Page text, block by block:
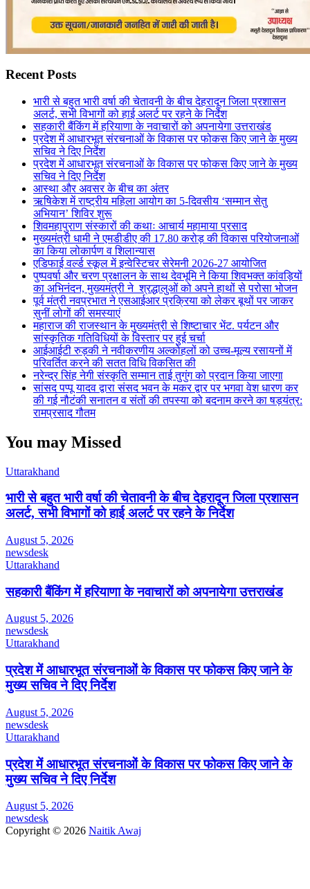
Recent Posts
भारी से बहुत भारी वर्षा की चेतावनी के बीच देहरादून जिला प्रशासन
अलर्ट, सभी विभागों को हाई अलर्ट पर रहने के निर्देश
सहकारी बैंकिंग में हरियाणा के नवाचारों को अपनायेगा उत्तराखंड
प्रदेश में आधारभूत संरचनाओं के विकास पर फोकस किए जाने के मुख्य
सचिव ने दिए निर्देश
प्रदेश में आधारभूत संरचनाओं के विकास पर फोकस किए जाने के मुख्य
सचिव ने दिए निर्देश
आस्था और अवसर के बीच का अंतर
ऋषिकेश में राष्ट्रीय महिला आयोग का 5-दिवसीय ‘सम्मान सेतु
अभियान’ शिविर शुरू
शिवमहापुराण संस्कारों की कथाः आचार्य महामाया प्रसाद
मुख्यमंत्री धामी ने एमडीडीए की 17.80 करोड़ की विकास परियोजनाओं
का किया लोकार्पण व शिलान्यास
एडिफाई वर्ल्ड स्कूल में इन्वेस्टिचर सेरेमनी 2026-27 आयोजित
पुष्पवर्षा और चरण प्रक्षालन के साथ देवभूमि ने किया शिवभक्त कांवड़ियों
का अभिनंदन, मुख्यमंत्री ने श्रद्धालुओं को अपने हाथों से परोसा भोजन
पूर्व मंत्री नवप्रभात ने एसआईआर प्रक्रिया को लेकर बूथों पर जाकर
सुनीं लोगों की समस्याएं
महाराज की राजस्थान के मुख्यमंत्री से शिष्टाचार भेंट. पर्यटन और
सांस्कृतिक गतिविधियों के विस्तार पर हुई चर्चा
आईआईटी रुड़की ने नवीकरणीय अल्कोहलों को उच्च-मूल्य रसायनों में
परिवर्तित करने की सतत विधि विकसित की
नरेन्द्र सिंह नेगी संस्कृति सम्मान ताई तुगुंग को प्रदान किया जाएगा
सांसद पप्पू यादव द्वारा संसद भवन के मकर द्वार पर भगवा वेश धारण कर
की गई नौटंकी सनातन व संतों की तपस्या को बदनाम करने का षड़यंत्र:
रामप्रसाद गौतम
You may Missed
Uttarakhand
भारी से बहुत भारी वर्षा की चेतावनी के बीच देहरादून जिला प्रशासन
अलर्ट, सभी विभागों को हाई अलर्ट पर रहने के निर्देश
August 5, 2026
newsdesk
Uttarakhand
सहकारी बैंकिंग में हरियाणा के नवाचारों को अपनायेगा उत्तराखंड
August 5, 2026
newsdesk
Uttarakhand
प्रदेश में आधारभूत संरचनाओं के विकास पर फोकस किए जाने के
मुख्य सचिव ने दिए निर्देश
August 5, 2026
newsdesk
Uttarakhand
प्रदेश में आधारभूत संरचनाओं के विकास पर फोकस किए जाने के
मुख्य सचिव ने दिए निर्देश
August 5, 2026
newsdesk
Copyright © 2026 Naitik Awaj